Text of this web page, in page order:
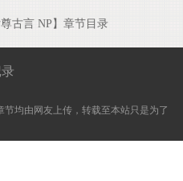
古言 NP】章节目录
均由网友上传，转载至本站只是为了